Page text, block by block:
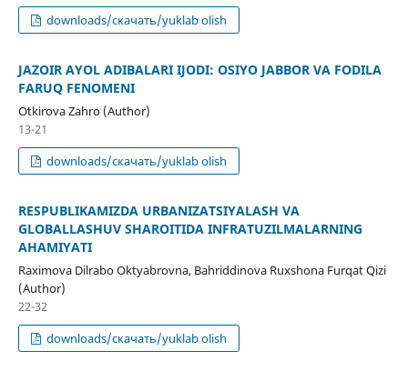
downloads/скачать/yuklab olish
JAZOIR AYOL ADIBALARI IJODI: OSIYO JABBOR VA FODILA
FARUQ FENOMENI
Oʻtkirova Zahro (Author)
13-21
downloads/скачать/yuklab olish
RESPUBLIKAMIZDA URBANIZATSIYALASH VA
GLOBALLASHUV SHAROITIDA INFRATUZILMALARNING
AHAMIYATI
Raximova Dilrabo Oktyabrovna, Bahriddinova Ruxshona Furqat Qizi
(Author)
22-32
downloads/скачать/yuklab olish